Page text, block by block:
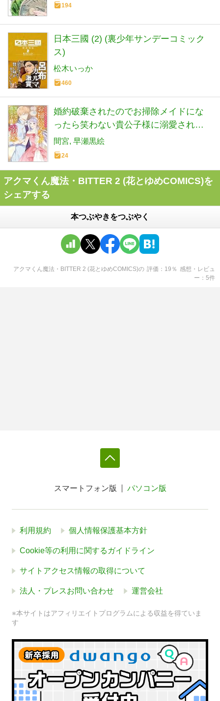
194
日本三國 (2) (裏少年サンデーコミック
ス)
松木いっか
460
婚約破棄されたのでお掃除メイドにな
ったら笑わない貴公子様に溺愛されま
した(4) (モンスターコミックスf)
間宮 早瀬黒絵
24
アクマくん魔法・BITTER 2 (花とゆめCOMICS)を
シェアする
本つぶやきをつぶやく
アクマくん魔法・BITTER 2 (花とゆめCOMICS)の 評価 19 ％ 感想・レビュ
ー
5件
スマートフォン版 パソコン版
利用規約 個人情報保護基本方針
Cookie等の利用に関するガイドライン
サイトアクセス情報の取得について
法人・プレスお問い合わせ 運営会社
※本サイトはアフィリエイトプログラムによる収益を得ていま
す